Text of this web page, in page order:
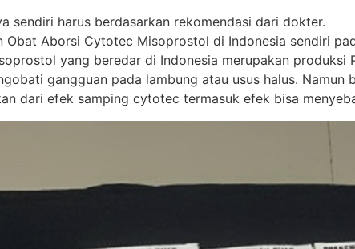
sendiri harus berdasarkan rekomendasi dari dokter.
Obat Aborsi Cytotec Misoprostol di Indonesia sendiri
yang beredar di Indonesia merupakan produksi
gangguan pada lambung atau usus halus.
dari efek samping cytotec termasuk efek bisa